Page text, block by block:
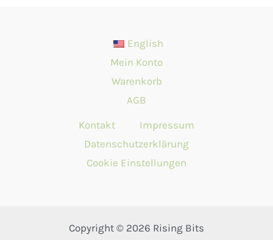
English
Mein Konto
Warenkorb
AGB
Kontakt
Impressum
Datenschutzerklärung
Cookie Einstellungen
Copyright © 2026 Rising Bits